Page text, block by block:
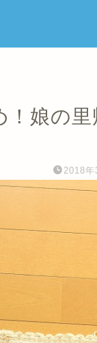
娘の里
2018年